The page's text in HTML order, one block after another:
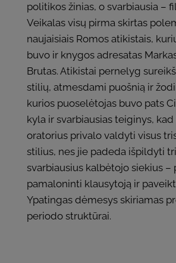
politikos žinias, o svarbiausia –
Veikalas visų pirma skirtas
naujaisiais Romos atikistais,
buvo ir knygos adresatas
Brutas. Atikistai pernelyg
stilių, atmesdami puošnią ir
kurios puoselėtojas buvo pats
kyla ir svarbiausias teiginys,
oratorius privalo valdyti visus
stilius, nes jie padeda išpildyti
svarbiausius kalbėtojo siekius –
pamaloninti klausytoją ir
Ypatingas dėmesys skiriamas
periodo struktūrai.